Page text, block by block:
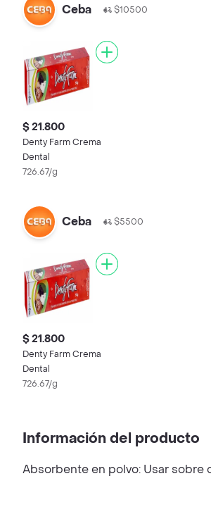
Ceba $10500
$ 21.800
Denty Farm Crema
Dental
726.67/g
Ceba $5500
$ 21.800
Denty Farm Crema
Dental
726.67/g
Información del producto
Absorbente en polvo: Usar sobre